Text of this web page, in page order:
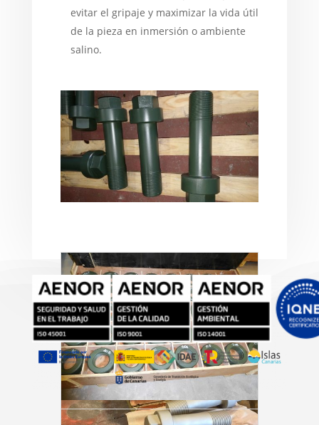
evitar el gripaje y maximizar la vida útil
de la pieza en inmersión o ambiente
salino.